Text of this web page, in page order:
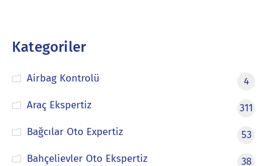
Kategoriler
Airbag Kontrolü
4
Araç Ekspertiz
311
Bağcılar Oto Expertiz
53
Bahçelievler Oto Ekspertiz
38